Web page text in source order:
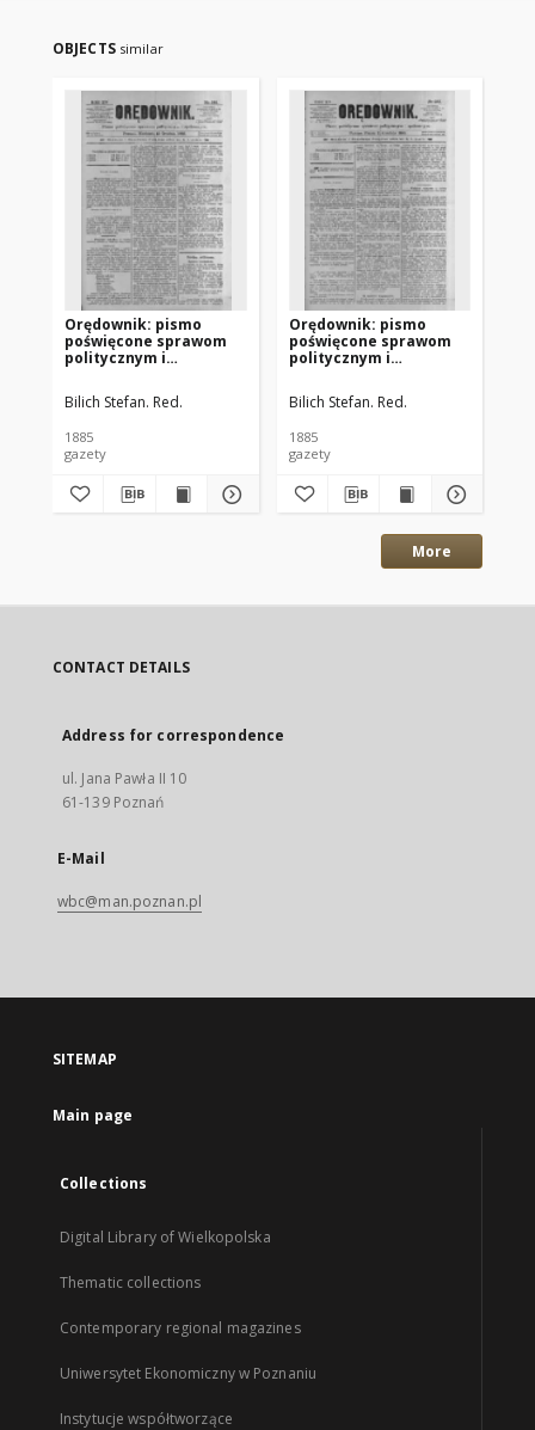
OBJECTS similar
Orędownik: pismo
poświęcone sprawom
politycznym i
R.15 Nr285
Bilich Stefan. Red.
1885
gazety
Orędownik: pismo
poświęcone sprawom
politycznym i
R.15 Nr283
Bilich Stefan. Red.
1885
gazety
More
CONTACT DETAILS
Address for correspondence
ul. Jana Pawła II 10
61-139 Poznań
E-Mail
wbc@man.poznan.pl
SITEMAP
Main page
Collections
Digital Library of Wielkopolska
Thematic collections
Contemporary regional magazines
Uniwersytet Ekonomiczny w Poznaniu
Instytucje współtworzące